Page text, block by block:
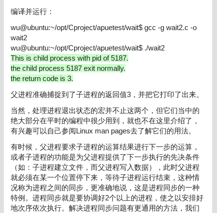
编译并运行：
wu@ubuntu:~/opt/Cproject/apuetest/wait$ gcc -g wait2.c -o
wait2
wu@ubuntu:~/opt/Cproject/apuetest/wait$ ./wait2
This is child process with pid of 5187.
the child process 5187 exit normally.
the return code is 3.
父进程准确捕捉到了子进程的返回值3，并把它打印了出来。
当然，处理进程退出状态的宏并不止这两个，但它们当中的
绝大部分在平时的编程中很少用到，就也不在这里介绍了，
有兴趣可以自己参阅Linux man pages去了解它们的用法。
有时候，父进程要求子进程的运算结果进行下一步的运算，
或者子进程的功能是为父进程提供了下一步执行的先决条件
（如：子进程建立文件，而父进程写入数据），此时父进程
就必须在某一个位置停下来，等待子进程运行结束，这种情
况称为进程之间的同步，更准确地说，这是进程同步的一种
特例。进程同步就是要协调好2个以上的进程，使之以安排好
地次序依次执行。解决进程同步问题有更通用的方法，我们